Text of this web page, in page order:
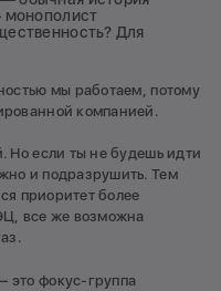
монополист
Для
мы работаем, потому
компанией.
Но если ты не будешь идти
и подразрушить. Тем
приоритет более
все же возможна
фокус-группа